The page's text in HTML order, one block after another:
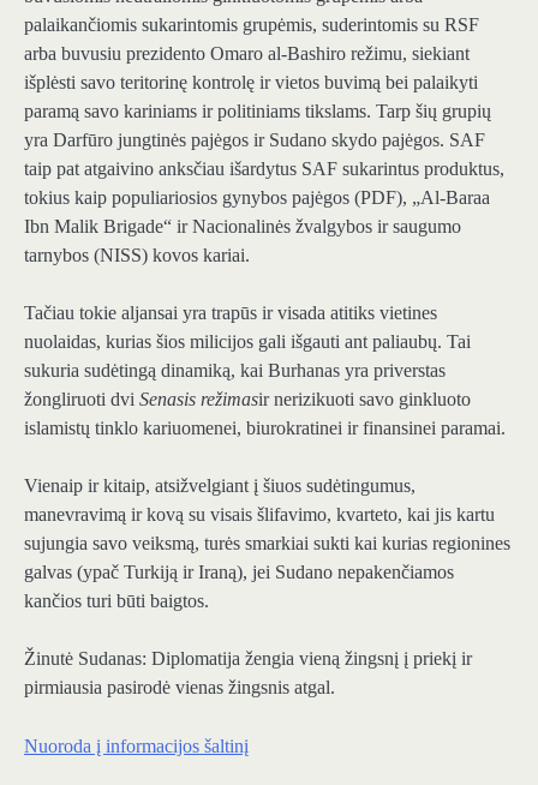
palaikančiomis sukarintomis grupėmis, suderintomis su RSF
arba buvusiu prezidento Omaro al-Bashiro režimu, siekiant
išplėsti savo teritorinę kontrolę ir vietos buvimą bei palaikyti
paramą savo kariniams ir politiniams tikslams. Tarp šių grupių
yra Darfūro jungtinės pajėgos ir Sudano skydo pajėgos. SAF
taip pat atgaivino anksčiau išardytus SAF sukarintus produktus,
tokius kaip populiariosios gynybos pajėgos (PDF), „Al-Baraa
Ibn Malik Brigade“ ir Nacionalinės žvalgybos ir saugumo
tarnybos (NISS) kovos kariai.
Tačiau tokie aljansai yra trapūs ir visada atitiks vietines
nuolaidas, kurias šios milicijos gali išgauti ant paliaubų. Tai
sukuria sudėtingą dinamiką, kai Burhanas yra priverstas
žongliruoti dvi Senasis režimasir nerizikuoti savo ginkluoto
islamistų tinklo kariuomenei, biurokratinei ir finansinei paramai.
Vienaip ir kitaip, atsižvelgiant į šiuos sudėtingumus,
manevravimą ir kovą su visais šlifavimo, kvarteto, kai jis kartu
sujungia savo veiksmą, turės smarkiai sukti kai kurias regionines
galvas (ypač Turkiją ir Iraną), jei Sudano nepakenčiamos
kančios turi būti baigtos.
Žinutė Sudanas: Diplomatija žengia vieną žingsnį į priekį ir
pirmiausia pasirodė vienas žingsnis atgal.
Nuoroda į informacijos šaltinį